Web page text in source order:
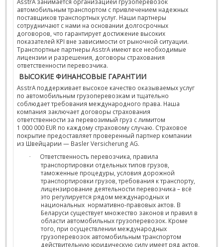
автомобильным транспортом с привлечением надежных
поставщиков транспортных услуг. Наши партнеры
сотрудничают с нами на основании долгосрочных
договоров, что гарантирует достижение высоких
показателей KPI вне зависимости от рыночной ситуации.
Транспортные партнеры AsstrA имеют все необходимые
лицензии и разрешения, договоры страхования
ответственности перевозчика.
ВЫСОКИЕ ФИНАНСОВЫЕ ГАРАНТИИ
AsstrA поддерживает высокое качество оказываемых услуг
по автомобильным грузоперевозкам и тщательно
соблюдает требования международного права. Наша
компания заключает договоры страхования
ответственности за перевозимый груз с лимитом
1 000 000 EUR по каждому страховому случаю. Страховое
покрытие предоставляет проверенный партнер компании
из Швейцарии — Basler Versicherung AG.
·
Ответственность перевозчика, правила
транспортировки отдельных типов грузов,
таможенные процедуры, условия дорожной
транспортировки грузов, требования к транспорту,
лицензирование деятельности перевозчика – всё
это регулируется рядом международных и
национальных нормативно-правовых актов. В
Беларуси существует множество законов и правил в
области автомобильных грузоперевозок. Кроме
того, при осуществлении международных
грузоперевозок автомобильным транспортом
действительную юридическую силу имеет ряд актов,